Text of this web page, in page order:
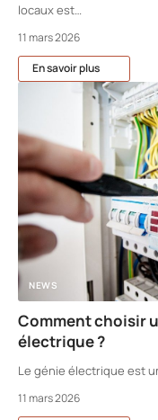
locaux est…
11 mars 2026
En savoir plus
NEWS
Comment choisir
électrique ?
Le génie électrique est
11 mars 2026